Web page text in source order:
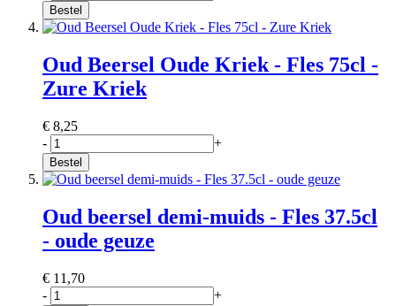
Bestel
Oud Beersel Oude Kriek - Fles 75cl -
Zure Kriek
€ 8,25
-
+
Bestel
Oud beersel demi-muids - Fles 37.5cl
- oude geuze
€ 11,70
-
+